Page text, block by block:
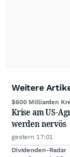
Weitere
$600 Milliarden
Krise am US-
werden nervös
gestern 17:01
Dividenden-Radar